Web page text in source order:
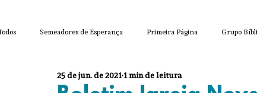
Semeadores de Esperança Primeira Página Grupo
Ano PAstoral Boletim Igreja Nova
25 de jun. de 20211 min de leitura